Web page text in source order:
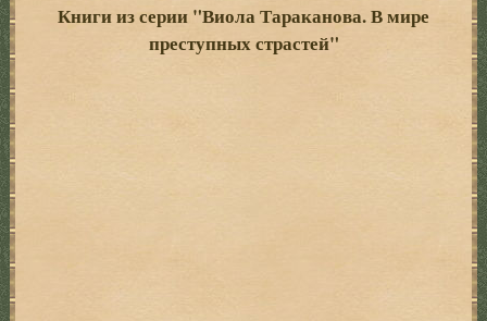
Книги из серии "Виола Тараканова. В мире
преступных страстей"